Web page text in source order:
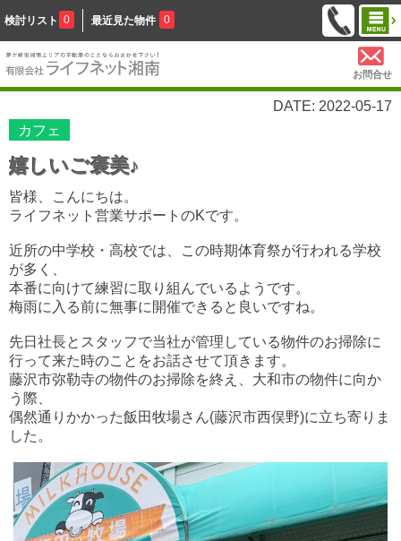
検討リスト 0 最近見た物件 0
お問合せ
DATE: 2022-05-17
カフェ
嬉しいご褒美♪
皆様、こんにちは。
ライフネット営業サポートのKです。
近所の中学校・高校では、この時期体育祭が行われる学校
が多く、
本番に向けて練習に取り組んでいるようです。
梅雨に入る前に無事に開催できると良いですね。
先日社長とスタッフで当社が管理している物件のお掃除に
行って来た時のことをお話させて頂きます。
藤沢市弥勒寺の物件のお掃除を終え、大和市の物件に向か
う際、
偶然通りかかった飯田牧場さん(藤沢市西俣野)に立ち寄りま
した。